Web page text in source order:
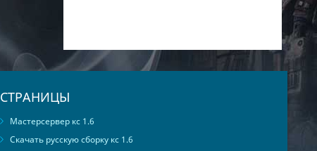
СТРАНИЦЫ
Мастерсервер кс 1.6
Скачать русскую сборку кс 1.6